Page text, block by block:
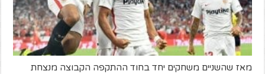
מאז שהשניים משחקים יחד בחוד ההתקפה הקבוצה מנצחת